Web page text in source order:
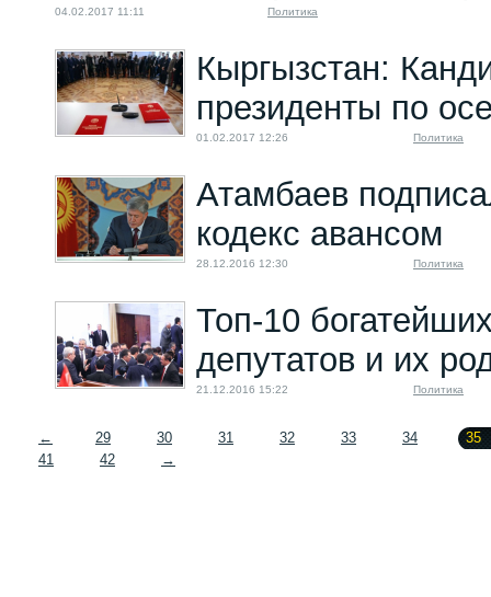
04.02.2017 11:11 Политика
Кыргызстан:
президенты по
01.02.2017 12:26 Политика
Атамбаев
кодекс авансом
28.12.2016 12:30 Политика
Топ-10
депутатов и их
21.12.2016 15:22 Политика
← 29 30 31 32 33 34
35
41
42 →